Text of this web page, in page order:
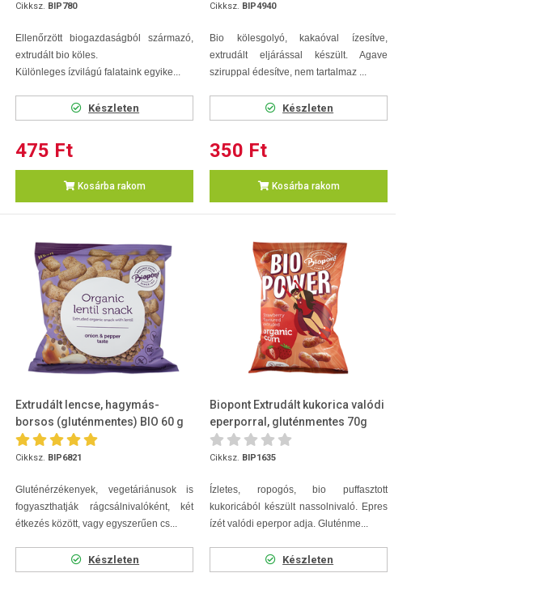
Cikksz. BIP780
Ellenőrzött biogazdaságból származó,
extrudált bio köles.
Különleges ízvilágú falataink egyike...
Készleten
475 Ft
Kosárba rakom
Cikksz. BIP4940
Bio kölesgolyó, kakaóval ízesítve,
extrudált eljárással készült. Agave
sziruppal édesítve, nem tartalmaz ...
Készleten
350 Ft
Kosárba rakom
Extrudált lencse, hagymás-
borsos (gluténmentes) BIO 60 g
Cikksz. BIP6821
Gluténérzékenyek, vegetáriánusok is
fogyaszthatják rágcsálnivalóként, két
étkezés között, vagy egyszerűen cs...
Készleten
Biopont Extrudált kukorica valódi
eperporral, gluténmentes 70g
Cikksz. BIP1635
Ízletes, ropogós, bio puffasztott
kukoricából készült nassolnivaló. Epres
ízét valódi eperpor adja. Gluténme...
Készleten